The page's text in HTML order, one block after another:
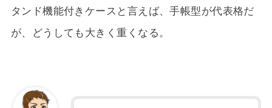
タンド機能付きケースと言えば、手帳型が代表格だ
が、どうしても大きく重くなる。